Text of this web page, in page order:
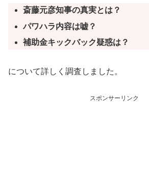
斎藤元彦知事の真実とは？
パワハラ内容は嘘？
補助金キックバック疑惑は？
について詳しく調査しました。
スポンサーリンク